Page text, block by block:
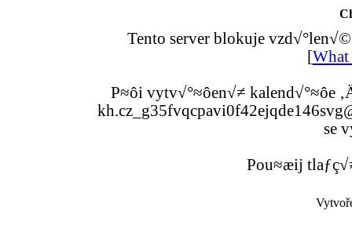
Tento server blokuje
[What
P≈ôi vytv√°≈ôen√≠ kalend√°≈ôe
se
Pou≈æij